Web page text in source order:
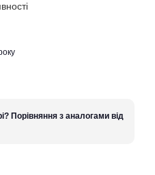
Порівняння з аналогами від